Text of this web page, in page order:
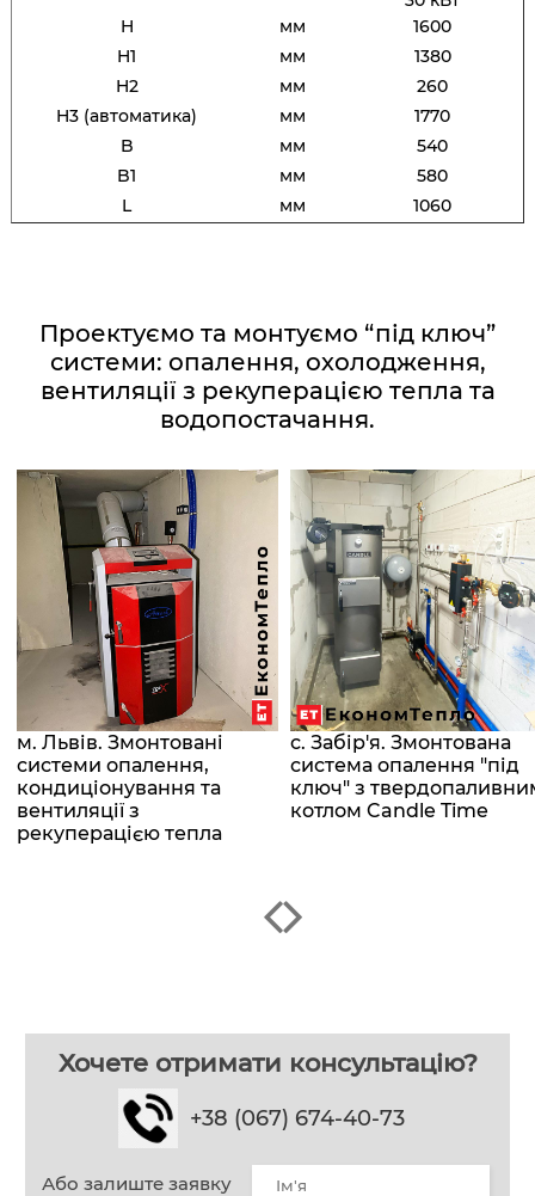
H
мм
1600
H1
мм
1380
H2
мм
260
H3 (автоматика)
мм
1770
B
мм
540
B1
мм
580
L
мм 1060
Проектуємо та монтуємо “під ключ”
системи: опалення, охолодження,
вентиляції з рекуперацією тепла та
водопостачання.
м. Львів. Змонтовані
системи опалення,
кондиціонування та
вентиляції з
рекуперацією тепла
с. Забір'я. Змонтована
система опалення "під
ключ" з
котлом Candle Time
Хочете отримати консультацію?
+38 (067) 674-40-73
Або залиште заявку